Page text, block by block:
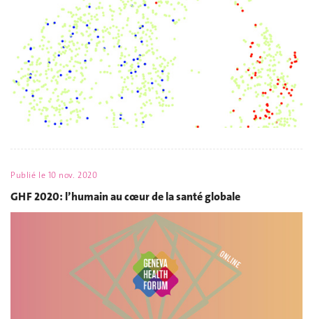
Publié le 10 nov. 2020
GHF 2020: l’humain au cœur de la santé globale